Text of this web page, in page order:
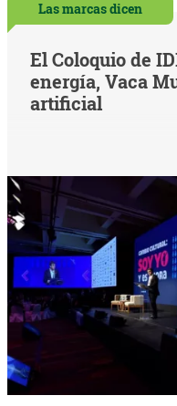
Las marcas dicen
El Coloquio de
energía, Vaca
artificial